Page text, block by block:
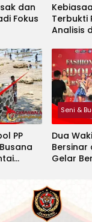
dan
Fokus
Terbukti
Analisis
PP
Seni &
Dua
Bersinar
Gelar